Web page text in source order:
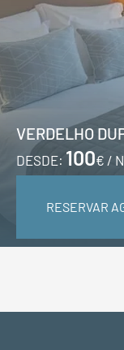
VERDELHO
DESDE: 100€ /
RESERVAR